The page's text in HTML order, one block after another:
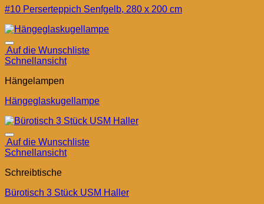
#10 Perserteppich Senfgelb, 280 x 200 cm
Auf die Wunschliste
Schnellansicht
Hängelampen
Hängeglaskugellampe
Auf die Wunschliste
Schnellansicht
Schreibtische
Bürotisch 3 Stück USM Haller